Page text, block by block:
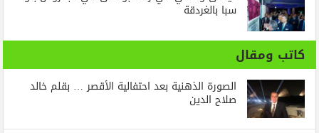
سبا بالغردقة
كاتب ومقال
الصورة الذهنية بعد احتفالية الأقصر … بقلم خالد
صلاح الدين